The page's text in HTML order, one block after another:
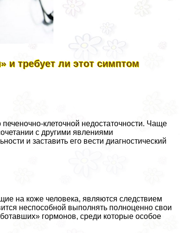
и требует ли этот симптом
клеточной недостаточности. Чаще
с другими явлениями
и заставить его вести диагностический
на коже человека, являются следствием
неспособной выполнять полноценно свои
гормонов, среди которые особое